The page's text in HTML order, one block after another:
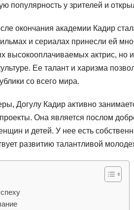
популярность у зрителей и
окончания академии Кадир
и сериалах принесли ей
высокооплачиваемых актрис,
Ее талант и харизма
со всего мира.
Догулу Кадир активно
Она является послом
и детей. У нее есть
развитию талантливой